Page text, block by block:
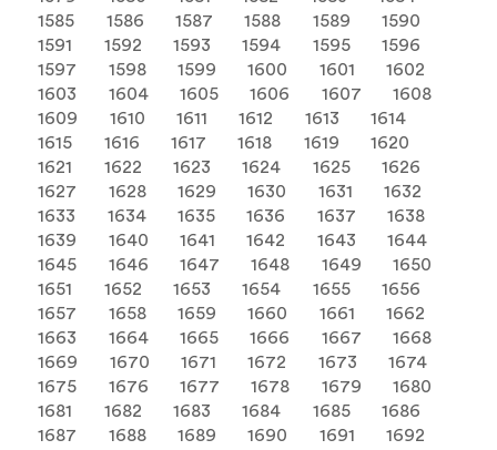
1585
1586 1587 1588 1589
1590
1591
1592 1593 1594 1595
1596
1597
1598 1599 1600 1601
1602
1603
1604 1605 1606 1607
1608
1609
1610 1611 1612 1613
1614
1615
1616 1617 1618 1619
1620
1621
1622 1623 1624 1625
1626
1627
1628 1629 1630 1631
1632
1633
1634 1635 1636 1637
1638
1639
1640 1641 1642 1643
1644
1645
1646 1647 1648 1649
1650
1651
1652 1653 1654 1655
1656
1657
1658 1659 1660 1661
1662
1663
1664 1665 1666 1667
1668
1669
1670 1671 1672 1673
1674
1675
1676 1677 1678 1679
1680
1681
1682 1683 1684 1685
1686
1687
1688 1689 1690 1691
1692